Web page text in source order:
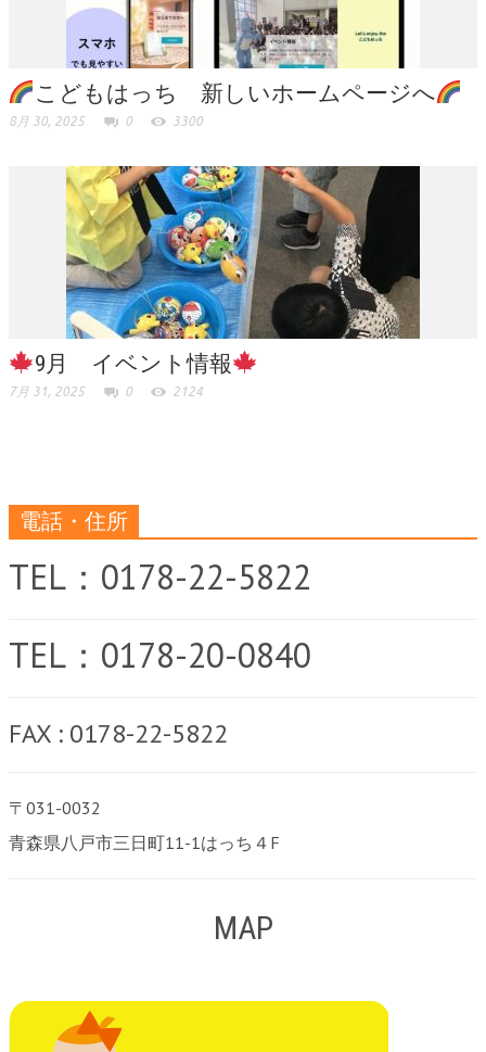
こどもはっち 新しいホームページへ
8月 30, 2025 0 3300
9月 イベント情報
7月 31, 2025 0 2124
電話・住所
TEL：0178-22-5822
TEL：0178-20-0840
FAX : 0178-22-5822
〒031-0032
青森県八戸市三日町11-1はっち４F
MAP